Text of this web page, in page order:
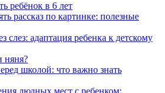
ребёнок в 6 лет
рассказ по картинке: полезные
слез: адаптация ребенка к детскому
няня?
школой: что важно знать